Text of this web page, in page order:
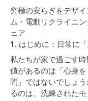
究極の安らぎをデザ
ム・電動リクライニ
ェア
1. はじめに：日常に
私たちが家で過ごす
値があるのは「心身
間」ではないでしょ
るのは、洗練された